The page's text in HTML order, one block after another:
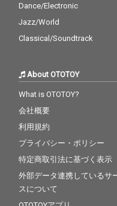
Dance/Electronic
Jazz/World
Classical/Soundtrack
About OTOTOY
What is OTOTOY?
会社概要
利用規約
プライバシー・ポリシー
特定商取引法に基づく表示
外部データ連携しているサ
スについて